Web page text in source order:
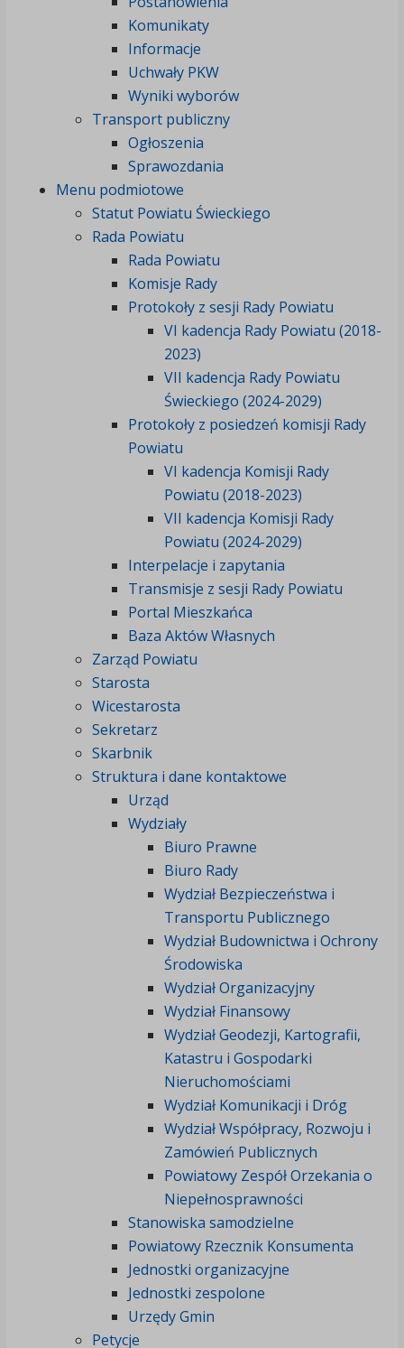
Komunikaty
Informacje
Uchwały PKW
Wyniki wyborów
Transport publiczny
Ogłoszenia
Sprawozdania
Menu podmiotowe
Statut Powiatu Świeckiego
Rada Powiatu
Rada Powiatu
Komisje Rady
Protokoły z sesji Rady Powiatu
VI kadencja Rady Powiatu (2018-
2023)
VII kadencja Rady Powiatu
Świeckiego (2024-2029)
Protokoły z posiedzeń komisji Rady
Powiatu
VI kadencja Komisji Rady
Powiatu (2018-2023)
VII kadencja Komisji Rady
Powiatu (2024-2029)
Interpelacje i zapytania
Transmisje z sesji Rady Powiatu
Portal Mieszkańca
Baza Aktów Własnych
Zarząd Powiatu
Starosta
Wicestarosta
Sekretarz
Skarbnik
Struktura i dane kontaktowe
Urząd
Wydziały
Biuro Prawne
Biuro Rady
Wydział Bezpieczeństwa i
Transportu Publicznego
Wydział Budownictwa i Ochrony
Środowiska
Wydział Organizacyjny
Wydział Finansowy
Wydział Geodezji, Kartografii,
Katastru i Gospodarki
Nieruchomościami
Wydział Komunikacji i Dróg
Wydział Współpracy, Rozwoju i
Zamówień Publicznych
Powiatowy Zespół Orzekania o
Niepełnosprawności
Stanowiska samodzielne
Powiatowy Rzecznik Konsumenta
Jednostki organizacyjne
Jednostki zespolone
Urzędy Gmin
Petycje